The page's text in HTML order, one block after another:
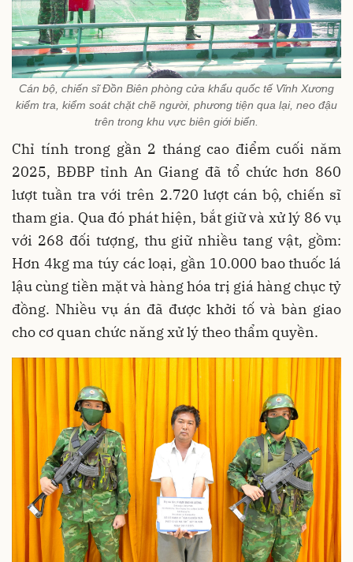
Cán bộ, chiến sĩ Đồn Biên phòng cửa khẩu quốc tế Vĩnh Xương
kiểm tra, kiểm soát chặt chẽ người, phương tiện qua lại, neo đậu
trên trong khu vực biên giới biển.
Chỉ tính trong gần 2 tháng cao điểm cuối năm
2025, BĐBP tỉnh An Giang đã tổ chức hơn 860
lượt tuần tra với trên 2.720 lượt cán bộ, chiến sĩ
tham gia. Qua đó phát hiện, bắt giữ và xử lý 86 vụ
với 268 đối tượng, thu giữ nhiều tang vật, gồm:
Hơn 4kg ma túy các loại, gần 10.000 bao thuốc lá
lậu cùng tiền mặt và hàng hóa trị giá hàng chục tỷ
đồng. Nhiều vụ án đã được khởi tố và bàn giao
cho cơ quan chức năng xử lý theo thẩm quyền.